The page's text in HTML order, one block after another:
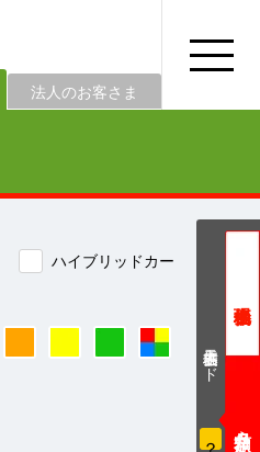
法人のお客さま
ハイブリッドカー
価格表示モード
？